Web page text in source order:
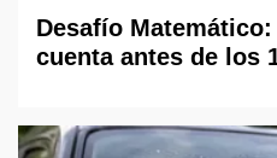
Desafío
cuenta antes de los